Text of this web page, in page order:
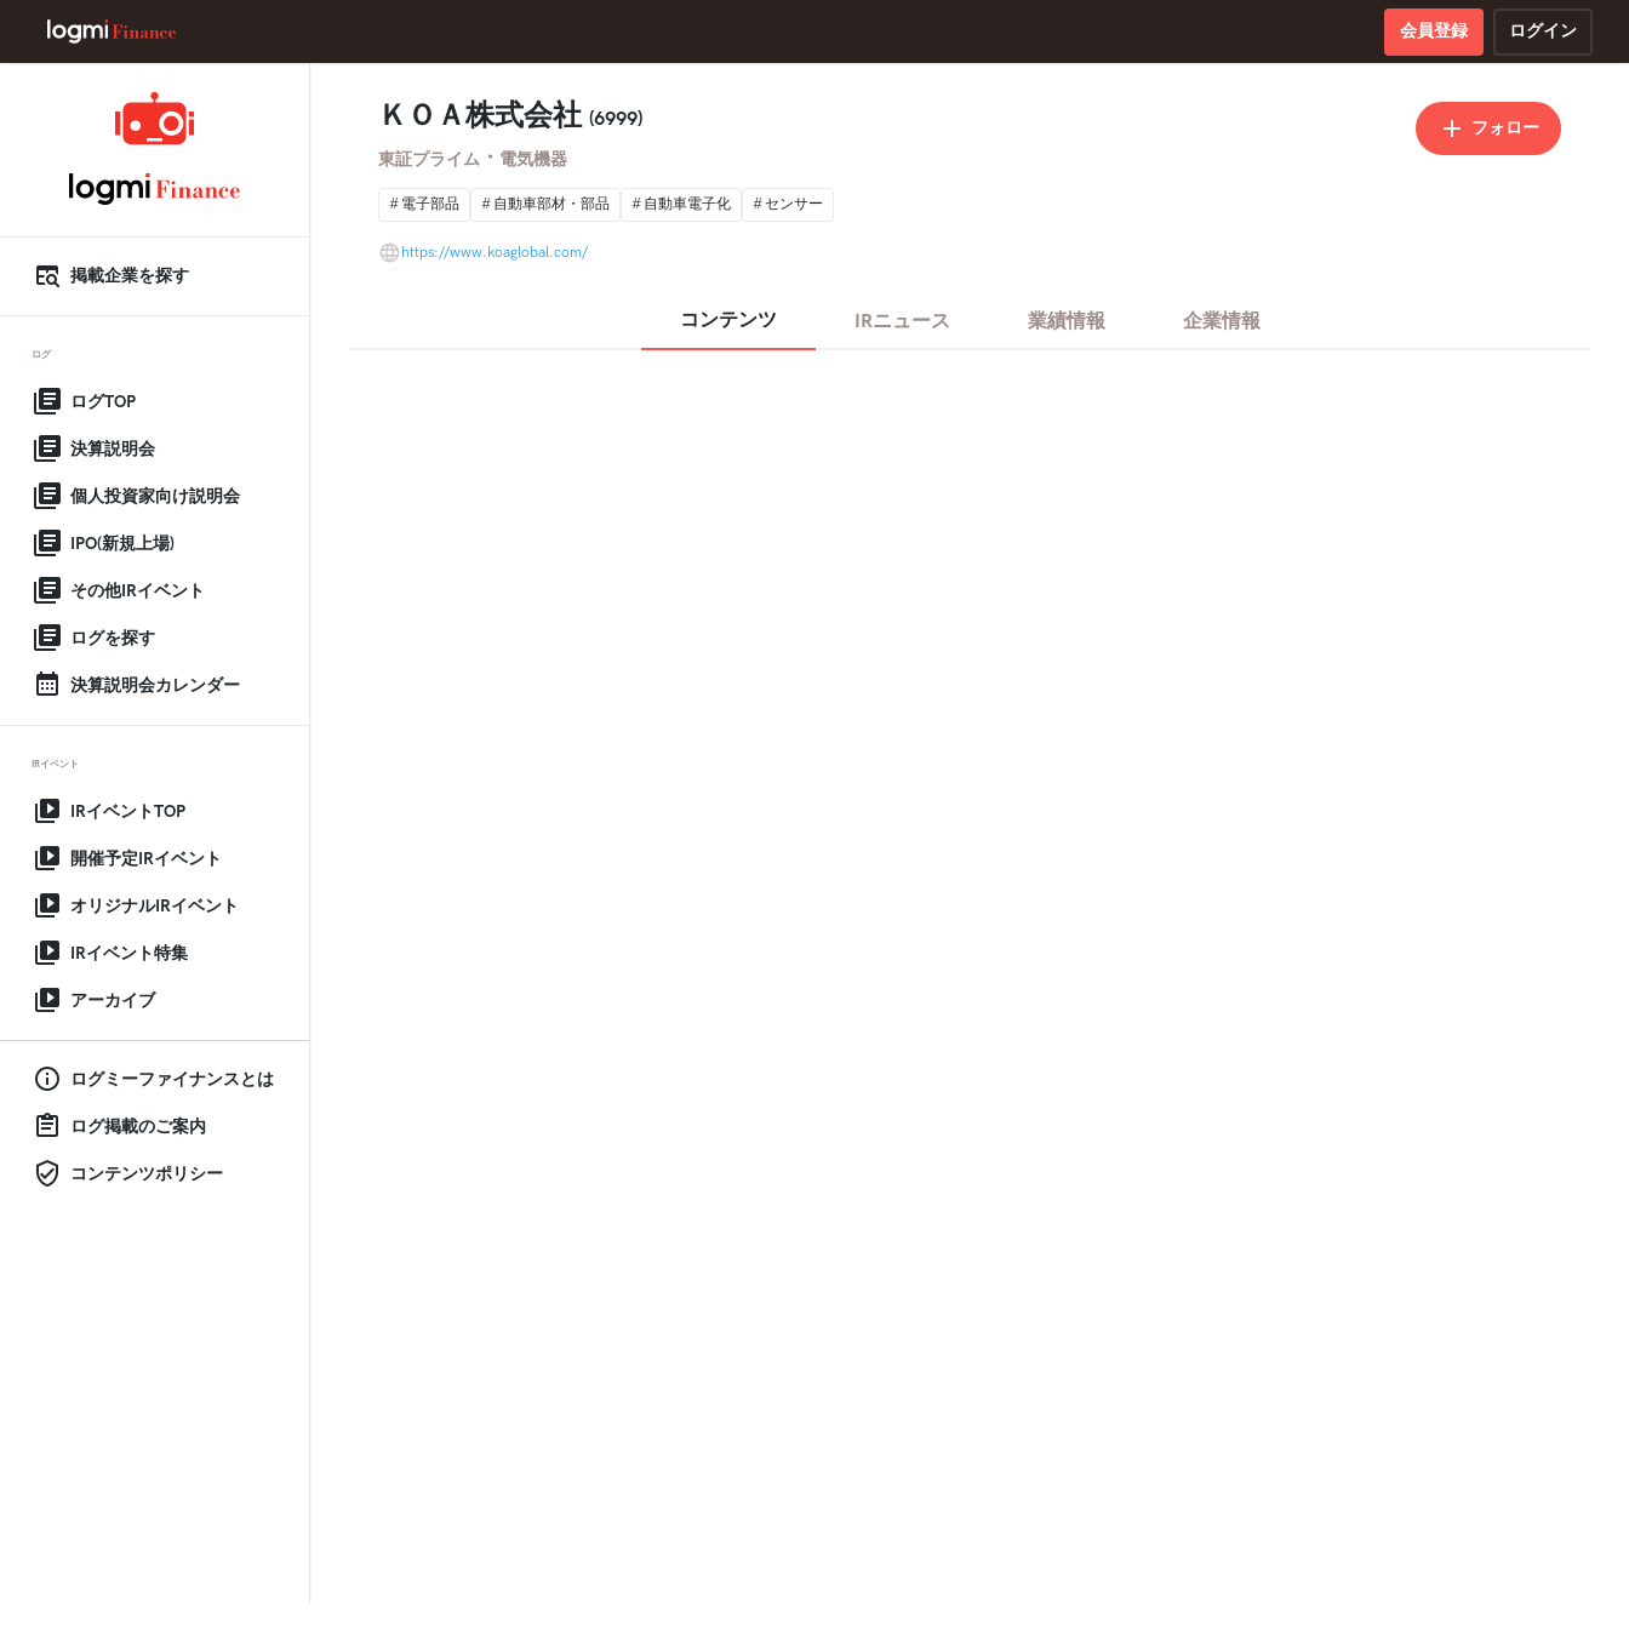
会員登録 ログイン
掲載企業を探す
ログ
ログTOP
決算説明会
個人投資家向け説明会
IPO(新規上場)
その他IRイベント
ログを探す
決算説明会カレンダー
IRイベント
IRイベントTOP
開催予定IRイベント
オリジナルIRイベント
IRイベント特集
アーカイブ
ログミーファイナンスとは
ログ掲載のご案内
コンテンツポリシー
ＫＯＡ株式会社 (6999)
東証プライム ・ 電気機器
フォロー
電子部品 自動車部材・部品 自動車電子化 センサー
https://www.koaglobal.com/
コンテンツ IRニュース 業績情報 企業情報